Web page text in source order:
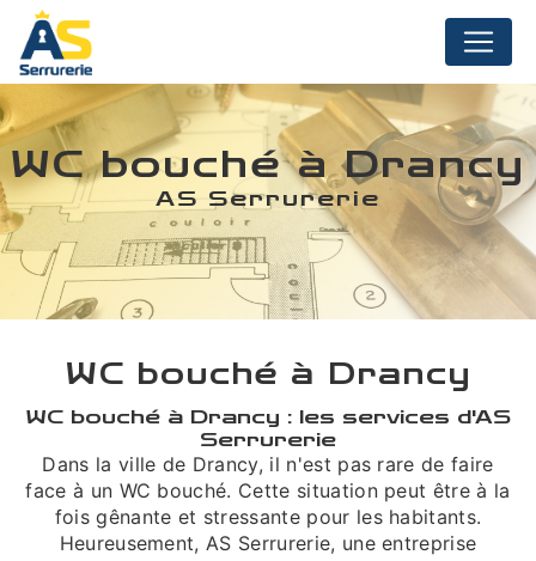
WC bouché à Drancy
AS Serrurerie
WC bouché à Drancy
WC bouché à Drancy : les services d'AS
Serrurerie
Dans la ville de Drancy, il n'est pas rare de faire
face à un WC bouché. Cette situation peut être à la
fois gênante et stressante pour les habitants.
Heureusement, AS Serrurerie, une entreprise
Panneau de gestion des cookies